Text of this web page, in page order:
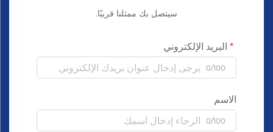
سيتصل بك ممثلنا قريبًا.
البريد الإلكتروني
0/100
الاسم
0/100